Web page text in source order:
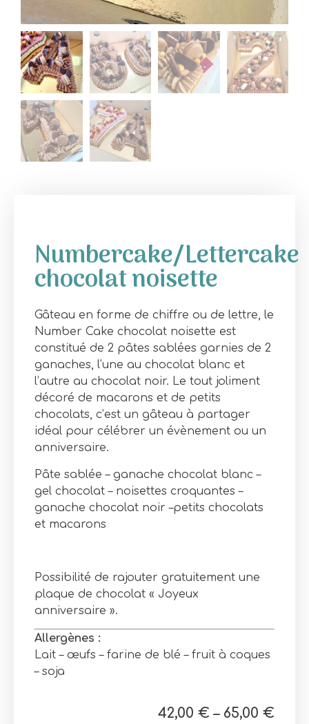
Numbercake/Lettercake
chocolat noisette
Gâteau en forme de chiffre ou de lettre, le
Number Cake chocolat noisette est
constitué de 2 pâtes sablées garnies de 2
ganaches, l’une au chocolat blanc et
l’autre au chocolat noir. Le tout joliment
décoré de macarons et de petits
chocolats, c’est un gâteau à partager
idéal pour célébrer un évènement ou un
anniversaire.
Pâte sablée – ganache chocolat blanc –
gel chocolat – noisettes croquantes –
ganache chocolat noir –petits chocolats
et macarons
Possibilité de rajouter gratuitement une
plaque de chocolat « Joyeux
anniversaire ».
Allergènes :
Lait – œufs – farine de blé – fruit à coques
– soja
42,00 € – 65,00 €